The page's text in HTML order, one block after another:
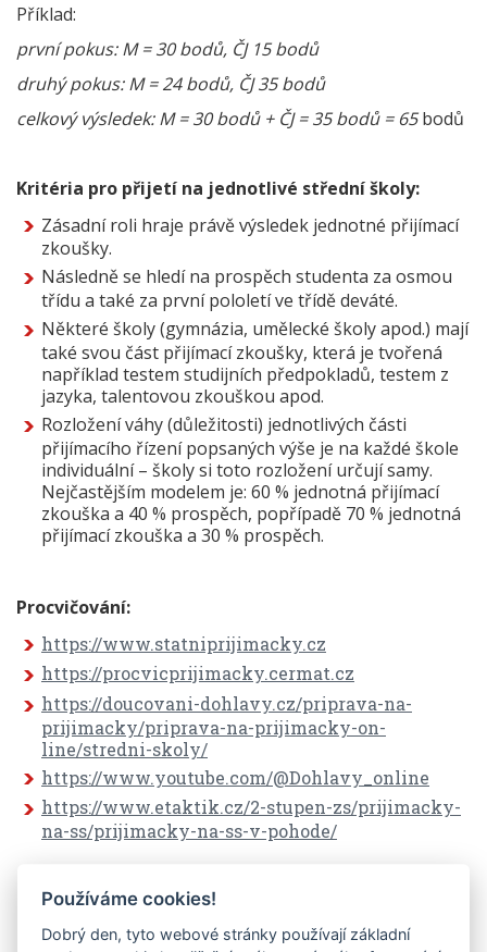
Příklad:
první pokus: M = 30 bodů, ČJ 15 bodů
druhý pokus: M = 24 bodů, ČJ 35 bodů
celkový výsledek: M = 30 bodů + ČJ = 35 bodů = 65bodů
Kritéria pro přijetí na jednotlivé střední školy:
Zásadní roli hraje právě výsledek jednotné přijímací
zkoušky.
Následně se hledí na prospěch studenta za osmou
třídu a také za první pololetí ve třídě deváté.
Některé školy (gymnázia, umělecké školy apod.) mají
také svou část přijímací zkoušky, která je tvořená
například testem studijních předpokladů, testem z
jazyka, talentovou zkouškou apod.
Rozložení váhy (důležitosti) jednotlivých části
přijímacího řízení popsaných výše je na každé škole
individuální – školy si toto rozložení určují samy.
Nejčastějším modelem je: 60 % jednotná přijímací
zkouška a 40 % prospěch, popřípadě 70 % jednotná
přijímací zkouška a 30 % prospěch.
Procvičování:
https://www.statniprijimacky.cz
https://procvicprijimacky.cermat.cz
https://doucovani-dohlavy.cz/priprava-na-
prijimacky/priprava-na-prijimacky-on-
line/stredni-skoly/
https://www.youtube.com/@Dohlavy_online
https://www.etaktik.cz/2-stupen-zs/prijimacky-
na-ss/prijimacky-na-ss-v-pohode/
Informace převzaty zwww.dohlavy.cz
Používáme cookies!
Dobrý den, tyto webové stránky používají základní